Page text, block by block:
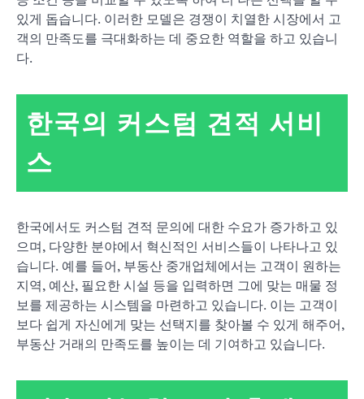
있게 돕습니다. 이러한 모델은 경쟁이 치열한 시장에서 고
객의 만족도를 극대화하는 데 중요한 역할을 하고 있습니
다.
한국의 커스텀 견적 서비
스
한국에서도 커스텀 견적 문의에 대한 수요가 증가하고 있
으며, 다양한 분야에서 혁신적인 서비스들이 나타나고 있
습니다. 예를 들어, 부동산 중개업체에서는 고객이 원하는
지역, 예산, 필요한 시설 등을 입력하면 그에 맞는 매물 정
보를 제공하는 시스템을 마련하고 있습니다. 이는 고객이
보다 쉽게 자신에게 맞는 선택지를 찾아볼 수 있게 해주어,
부동산 거래의 만족도를 높이는 데 기여하고 있습니다.